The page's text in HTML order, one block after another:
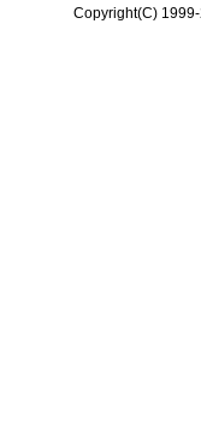
Copyright(C)